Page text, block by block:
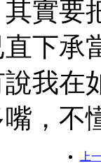
實要
下承
我在
，不
上